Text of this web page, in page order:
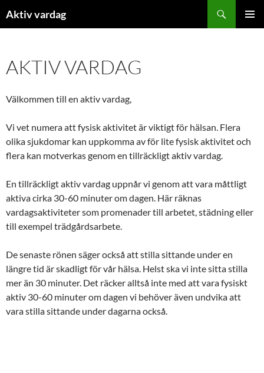
tillAktiv vardag
AKTIV VARDAG
Välkommen till en aktiv vardag,
Vi vet numera att fysisk aktivitet är viktigt för hälsan. Flera
olika sjukdomar kan uppkomma av för lite fysisk aktivitet och
flera kan motverkas genom en tillräckligt aktiv vardag.
En tillräckligt aktiv vardag uppnår vi genom att vara måttligt
aktiva cirka 30-60 minuter om dagen. Här räknas
vardagsaktiviteter som promenader till arbetet, städning eller
till exempel trädgårdsarbete.
De senaste rönen säger också att stilla sittande under en
längre tid är skadligt för vår hälsa. Helst ska vi inte sitta stilla
mer än 30 minuter. Det räcker alltså inte med att vara fysiskt
aktiv 30-60 minuter om dagen vi behöver även undvika att
vara stilla sittande under dagarna också.